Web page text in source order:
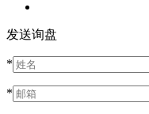
发送询盘
*
*